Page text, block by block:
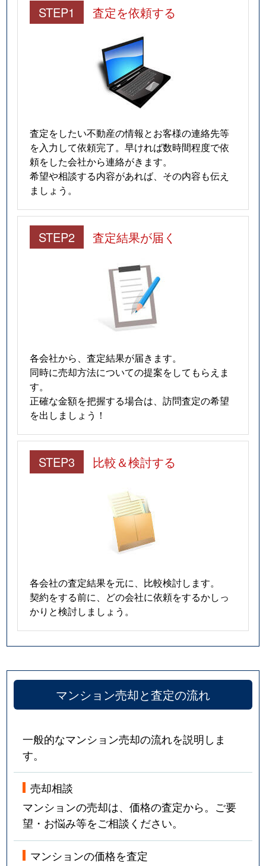
STEP1 査定を依頼する
査定をしたい不動産の情報とお客様の連絡先等
を入力して依頼完了。早ければ数時間程度で依
頼をした会社から連絡がきます。
希望や相談する内容があれば、その内容も伝え
ましょう。
STEP2 査定結果が届く
各会社から、査定結果が届きます。
同時に売却方法についての提案をしてもらえま
す。
正確な金額を把握する場合は、訪問査定の希望
を出しましょう！
STEP3 比較＆検討する
各会社の査定結果を元に、比較検討します。
契約をする前に、どの会社に依頼をするかしっ
かりと検討しましょう。
マンション売却と査定の流れ
一般的なマンション売却の流れを説明しま
す。
売却相談
マンションの売却は、価格の査定から。ご要
望・お悩み等をご相談ください。
マンションの価格を査定